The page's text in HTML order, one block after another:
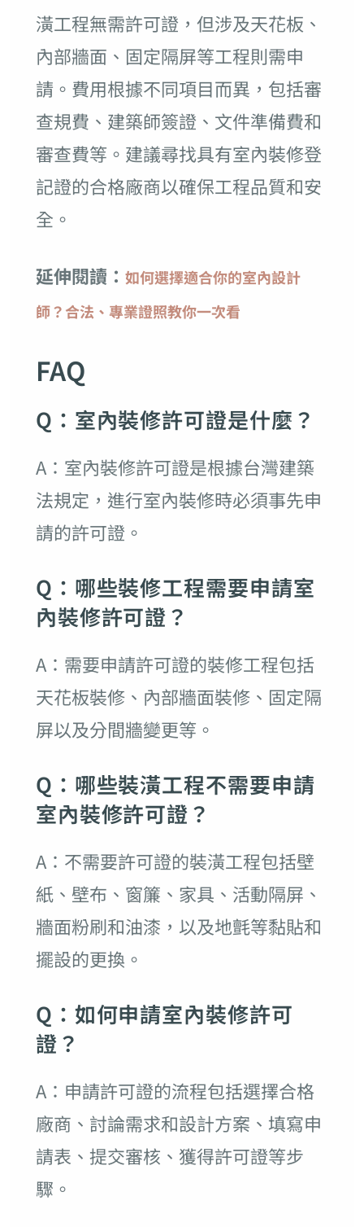
潢工程無需許可證，但涉及天花板、
內部牆面、固定隔屏等工程則需申
請。費用根據不同項目而異，包括審
查規費、建築師簽證、文件準備費和
審查費等。建議尋找具有室內裝修登
記證的合格廠商以確保工程品質和安
全。
延伸閱讀： 如何選擇適合你的室內設計
師？合法、專業證照教你一次看
FAQ
Q：室內裝修許可證是什麼？
A：室內裝修許可證是根據台灣建築
法規定，進行室內裝修時必須事先申
請的許可證。
Q：哪些裝修工程需要申請室
內裝修許可證？
A：需要申請許可證的裝修工程包括
天花板裝修、內部牆面裝修、固定隔
屏以及分間牆變更等。
Q：哪些裝潢工程不需要申請
室內裝修許可證？
A：不需要許可證的裝潢工程包括壁
紙、壁布、窗簾、家具、活動隔屏、
牆面粉刷和油漆，以及地氈等黏貼和
擺設的更換。
Q：如何申請室內裝修許可
證？
A：申請許可證的流程包括選擇合格
廠商、討論需求和設計方案、填寫申
請表、提交審核、獲得許可證等步
驟。